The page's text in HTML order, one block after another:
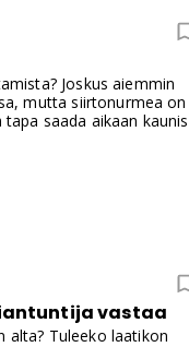
Joskus aiemmin
mutta siirtonurmea on
saada aikaan kaunis
vastaa
alta? Tuleeko laatikon